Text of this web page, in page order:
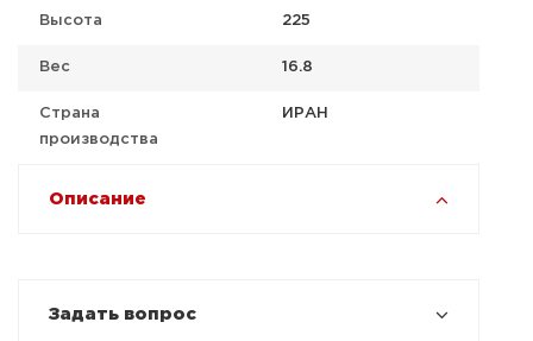
Высота 225
Вес 16.8
Страна
производства
ИРАН
Описание
Задать вопрос